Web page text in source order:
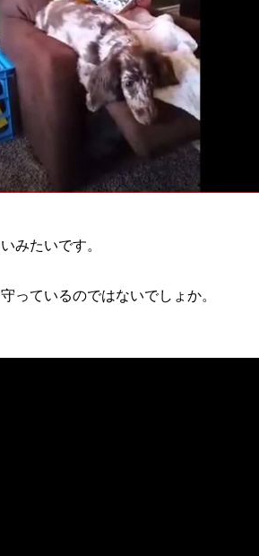
みたいです。
っているのではないでしょか。